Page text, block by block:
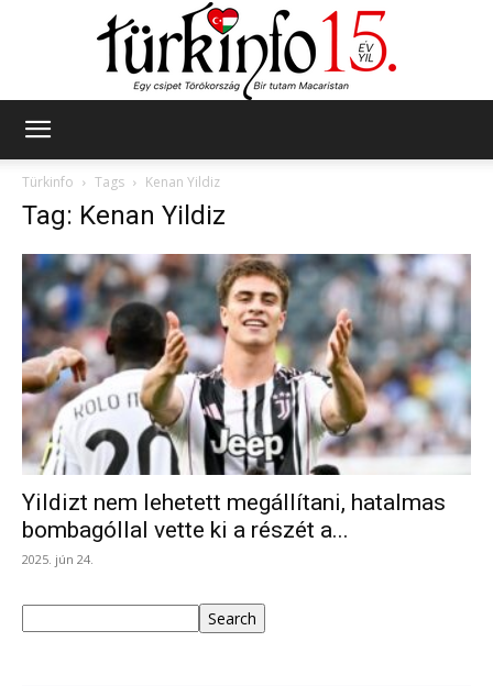
Türkinfo
Tags Kenan Yildiz
Tag: Kenan Yildiz
Yildizt nem lehetett megállítani, hatalmas
bombagóllal vette ki a részét a...
2025. jún 24.
Search